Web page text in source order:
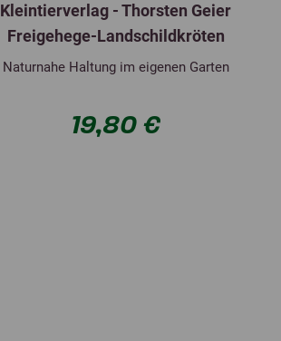
Kleintierverlag - Thorsten Geier
Freigehege-Landschildkröten
Naturnahe Haltung im eigenen Garten
19,80 €